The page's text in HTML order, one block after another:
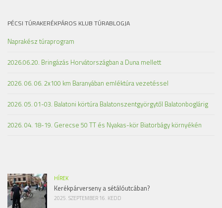
PÉCSI TÚRAKERÉKPÁROS KLUB TÚRABLOGJA
Naprakész túraprogram
2026.06.20. Bringázás Horvátországban a Duna mellett
2026. 06. 06. 2x100 km Baranyában emléktúra vezetéssel
2026. 05. 01-03. Balatoni körtúra Balatonszentgyörgytől Balatonboglárig
2026. 04. 18-19. Gerecse 50 TT és Nyakas-kör Biatorbágy környékén
HÍREK
Kerékpárverseny a sétálóutcában?
2025. SZEPTEMBER 16. KEDD